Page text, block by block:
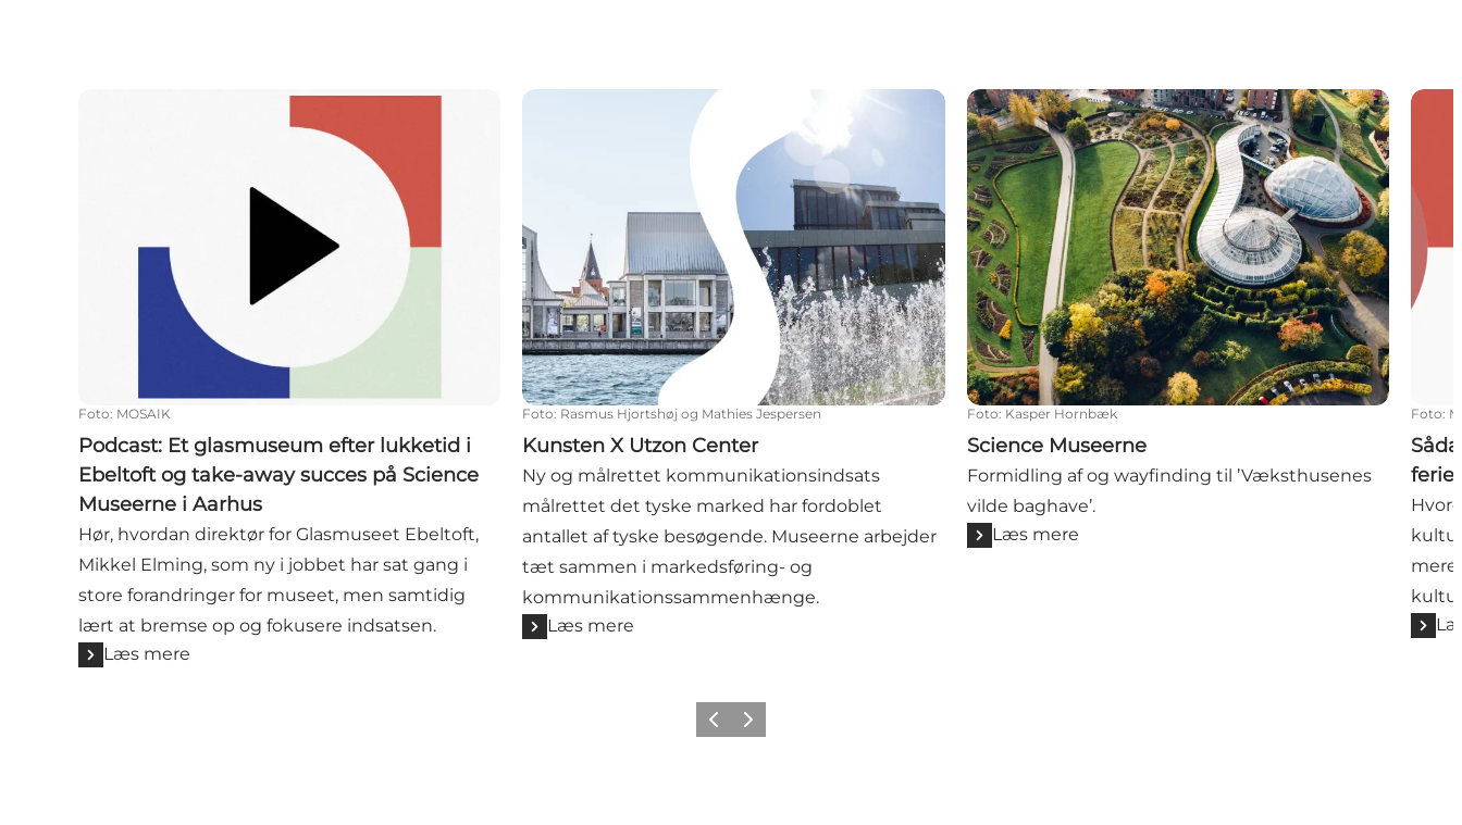
Podcast: Et glasmuseum efter lukketid i Ebeltoft og take-away succes på Science Museerne i Aarhus
Foto: MOSAIK
Podcast: Et glasmuseum efter lukketid i
Ebeltoft og take-away succes på Science
Museerne i Aarhus
Hør, hvordan direktør for Glasmuseet Ebeltoft,
Mikkel Elming, som ny i jobbet har sat gang i
store forandringer for museet, men samtidig
lært at bremse op og fokusere indsatsen.
Læs mere
Kunsten X Utzon Center
Foto: Rasmus Hjortshøj og Mathies Jespersen
Kunsten X Utzon Center
Ny og målrettet kommunikationsindsats
målrettet det tyske marked har fordoblet
antallet af tyske besøgende. Museerne arbejder
tæt sammen i markedsføring- og
kommunikationssammenhænge.
Læs mere
Science Museerne
Foto: Kasper Hornbæk
Science Museerne
Formidling af og wayfinding til ’Væksthusenes
vilde baghave’.
Læs mere
Foto:
ferie
mere
ForrigeNæste